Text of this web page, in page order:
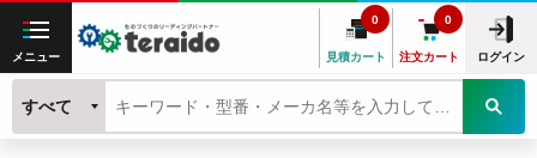
メニュー 見積カート
0
注文カート
0
ログイン
すべて